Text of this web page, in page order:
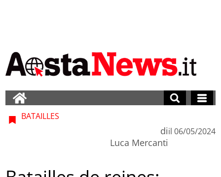
BATAILLES
di
Luca Mercanti
il 06/05/2024